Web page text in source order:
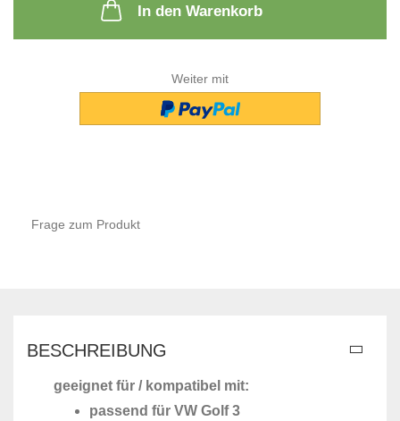
In den Warenkorb
Weiter mit
Frage zum Produkt
BESCHREIBUNG
geeignet für / kompatibel mit:
passend für VW Golf 3